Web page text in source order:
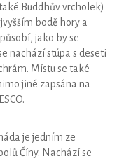
Buddhův vrcholek)
bodě hory a
jako by se
nachází stúpa s deseti
Místu se také
jiné zapsána na
je jedním ze
Číny. Nachází se